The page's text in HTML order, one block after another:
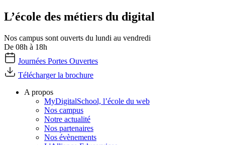
L’école des métiers du digital
Nos campus sont ouverts du lundi au vendredi
De 08h à 18h
Journées Portes Ouvertes
Télécharger la brochure
A propos
MyDigitalSchool, l’école du web
Nos campus
Notre actualité
Nos partenaires
Nos évènements